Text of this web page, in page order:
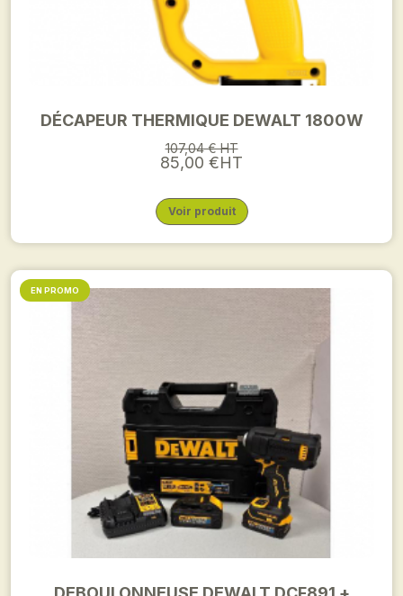
DÉCAPEUR THERMIQUE DEWALT 1800W
107,04 € HT
85,00 €HT
Voir produit
EN PROMO